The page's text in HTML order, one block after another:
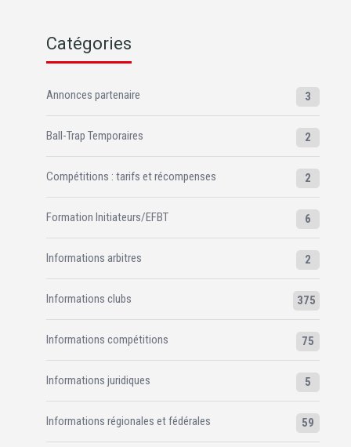
Catégories
Annonces partenaire 3
Ball-Trap Temporaires 2
Compétitions : tarifs et récompenses 2
Formation Initiateurs/EFBT 6
Informations arbitres 2
Informations clubs 375
Informations compétitions 75
Informations juridiques 5
Informations régionales et fédérales 59